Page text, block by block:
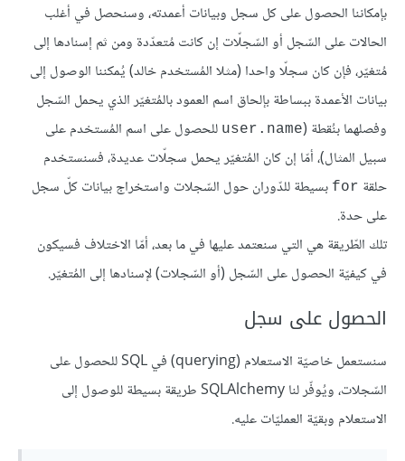
بإمكاننا الحصول على كل سجل وبيانات أعمدته، وسنحصل في أغلب
الحالات على السّجل أو السّجلّات إن كانت مُتعدّدة ومن ثم إسنادها إلى
مُتغيّر، فإن كان سجلّا واحدا (مثلا المُستخدم خالد) يُمكننا الوصول إلى
بيانات الأعمدة ببساطة بإلحاق اسم العمود بالمُتغيّر الذي يحمل السّجل
وفصلهما بنُقطة (user.name للحصول على اسم المُستخدم على
سبيل المثال)، أمّا إن كان المُتغيّر يحمل سجلّات عديدة، فسنستخدم
حلقة for بسيطة للدّوران حول السّجلات واستخراج بيانات كلّ سجل
على حدة.
تلك الطّريقة هي التي سنعتمد عليها في ما بعد، أمّا الاختلاف فسيكون
في كيفيّة الحصول على السّجل (أو السّجلات) لإسنادها إلى المُتغيّر.
الحصول على سجل
سنستعمل خاصيّة الاستعلام (querying) في SQL للحصول على
السّجلات، ويُوفّر لنا SQLAlchemy طريقة بسيطة للوصول إلى
الاستعلام وبقيّة العمليّات عليه.